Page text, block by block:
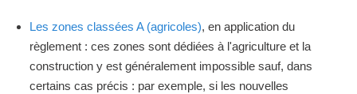
Les zones classées A (agricoles), en application du
règlement : ces zones sont dédiées à l'agriculture et la
construction y est généralement impossible sauf, dans
certains cas précis : par exemple, si les nouvelles